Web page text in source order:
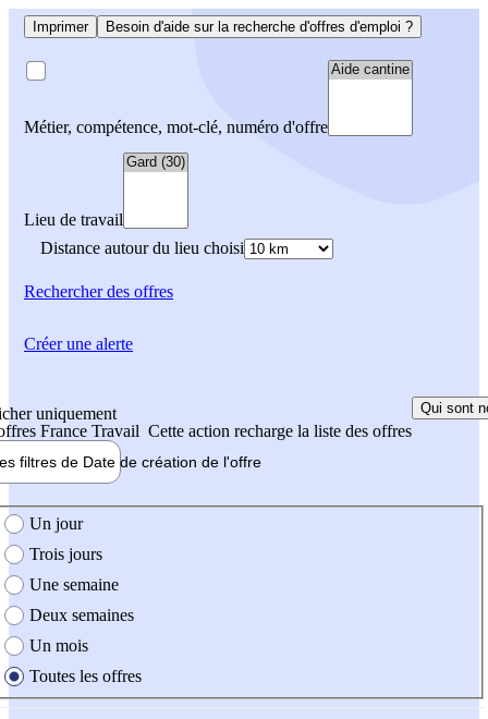
Imprimer Besoin d'aide sur la recherche d'offres d'emploi ?
Métier, compétence, mot-clé, numéro d'offre
Lieu de travail
Distance autour du lieu choisi
Rechercherdes offres
uniquement
France Travail Cette action recharge la liste des offres
Qui sont
filtres de Date de création de l'offre
création de l'offre
Un jour
Trois jours
Une semaine
Deux semaines
Un mois
Toutes les offres
Créer une alerte